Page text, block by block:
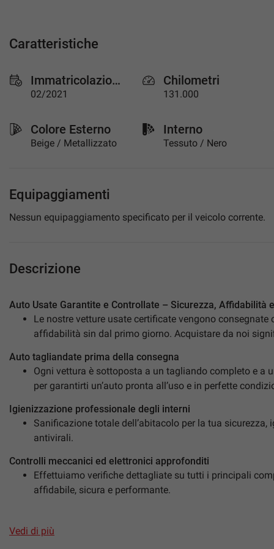
Caratteristiche
Immatricolazione
02/2021
Chilometri
131.000
Colore Esterno
Beige / Metallizzato
Interno
Tessuto / Nero
Equipaggiamenti
Nessun equipaggiamento specificato per il veicolo corrente.
Descrizione
Auto Usate Garantite e Controllate – Sicurezza, Affidabilità
Le nostre vetture usate certificate vengono
affidabilità sin dal primo giorno. Acquistare da noi
Auto tagliandate prima della consegna
Ogni vettura è sottoposta a un tagliando completo e a
per garantirti un’auto pronta all’uso e in perfette
Igienizzazione professionale degli interni
Sanificazione totale dell’abitacolo per la tua
antivirali.
Controlli meccanici ed elettronici approfonditi
Effettuiamo verifiche dettagliate su tutti i principali
affidabile, sicura e performante.
Ogni auto è coperta da garanzia ufficiale Mapfre Warranty,
Vedi di più
di
tracciamento
rimanda
alla
cookie
Puoi
rivedere
scelte
qualsiasi
Cookie necessari
Cookie delle preferenze
Cookie per il miglioramento dell'esperienza utente